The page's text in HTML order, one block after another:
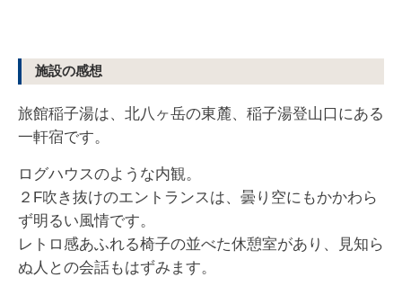
施設の感想
旅館稲子湯は、北八ヶ岳の東麓、稲子湯登山口にある
一軒宿です。
ログハウスのような内観。
２F吹き抜けのエントランスは、曇り空にもかかわら
ず明るい風情です。
レトロ感あふれる椅子の並べた休憩室があり、見知ら
ぬ人との会話もはずみます。